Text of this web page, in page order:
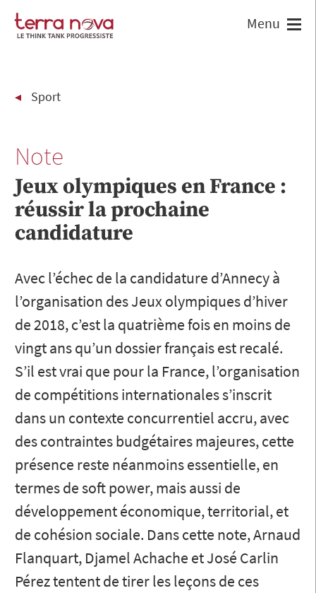
Sport
Note
Jeux olympiques en France :
réussir la prochaine
candidature
Avec l’échec de la candidature d’Annecy à
l’organisation des Jeux olympiques d’hiver
de 2018, c’est la quatrième fois en moins de
vingt ans qu’un dossier français est recalé.
S’il est vrai que pour la France, l’organisation
de compétitions internationales s’inscrit
dans un contexte concurrentiel accru, avec
des contraintes budgétaires majeures, cette
présence reste néanmoins essentielle, en
termes de soft power, mais aussi de
développement économique, territorial, et
de cohésion sociale. Dans cette note, Arnaud
Flanquart, Djamel Achache et José Carlin
Pérez tentent de tirer les leçons de ces